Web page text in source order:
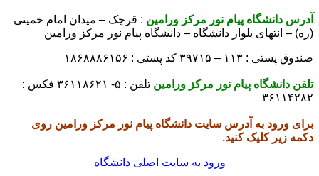
آدرس دانشگاه پیام نور مرکز ورامین : قرچک – میدان امام خمینی
(ره) – انتهای بلوار دانشگاه – دانشگاه پیام نور مرکز ورامین
صندوق پستی : ۱۱۳ – ۳۹۷۱۵ کد پستی : ۱۸۶۸۸۸۶۱۵۶
تلفن دانشگاه پیام نور مرکز ورامین
تلفن : ۵- ۳۶۱۱۸۶۲۱ فکس :
۳۶۱۱۴۲۸۲
برای ورود به آدرس سایت دانشگاه پیام نور مرکز ورامین روی
دکمه زیر کلیک کنید.
ورود به سایت اصلی دانشگاه